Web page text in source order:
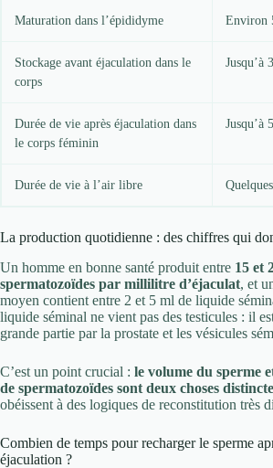
Maturation dans l’épididyme Environ
Stockage avant éjaculation dans le
corps
Jusqu’à
Durée de vie après éjaculation dans
le corps féminin
Jusqu’à
Durée de vie à l’air libre
La production quotidienne : des chiffres qui
Un homme en bonne santé produit entre 15 et
spermatozoïdes par millilitre d’éjaculat, et
moyen contient entre 2 et 5 ml de liquide
liquide séminal ne vient pas des testicules : il
grande partie par la prostate et les vésicules
C’est un point crucial : le volume du sperme
de spermatozoïdes sont deux choses
obéissent à des logiques de reconstitution très
Combien de temps pour recharger le sperme
éjaculation ?